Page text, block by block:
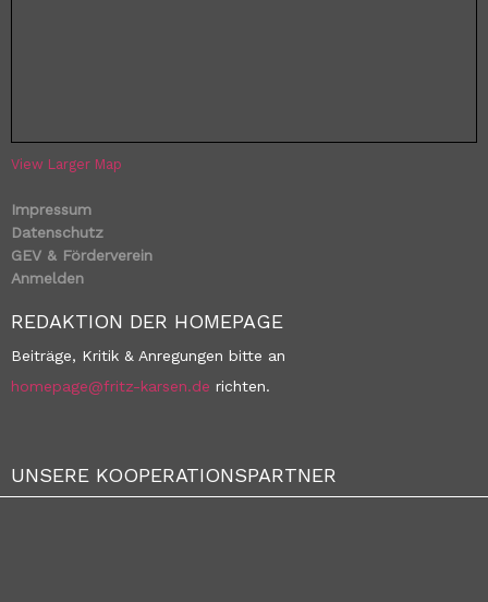
View Larger Map
Impressum
Datenschutz
GEV & Förderverein
Anmelden
REDAKTION DER HOMEPAGE
Beiträge, Kritik & Anregungen bitte an
homepage@fritz-karsen.de richten.
UNSERE KOOPERATIONSPARTNER